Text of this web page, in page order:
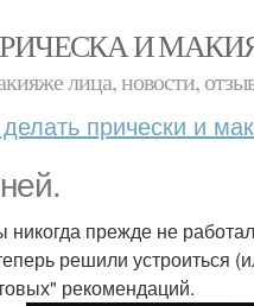
И
лица, новости,
делать прически и
никогда прежде не
решили устроиться
рекомендаций.